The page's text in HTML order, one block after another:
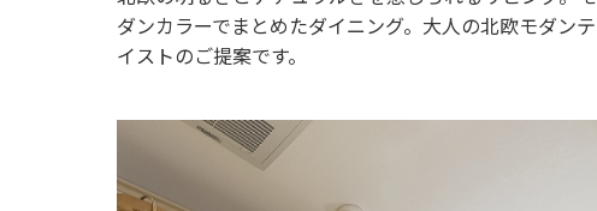
ダンカラーでまとめたダイニング。大人の北欧モダンテ
イストのご提案です。